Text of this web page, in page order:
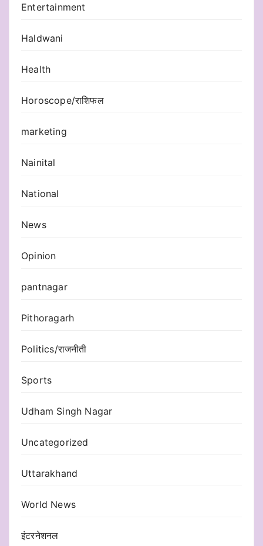
Entertainment
Haldwani
Health
Horoscope/राशिफल
marketing
Nainital
National
News
Opinion
pantnagar
Pithoragarh
Politics/राजनीती
Sports
Udham Singh Nagar
Uncategorized
Uttarakhand
World News
इंटरनेशनल